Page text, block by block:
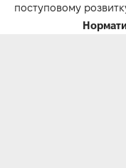
поступовому